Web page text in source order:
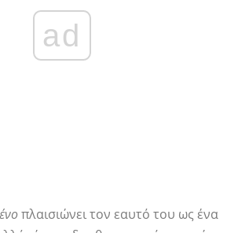
ad
πλαισιώνει τον εαυτό του ως ένα